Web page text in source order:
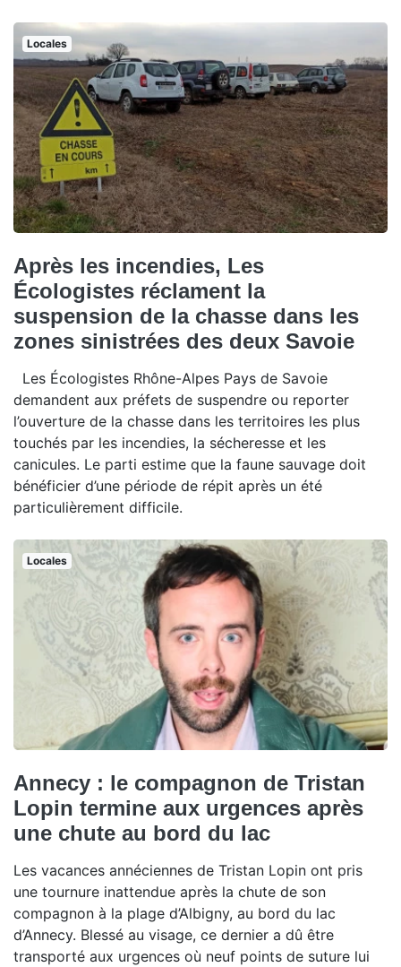
Locales
Après les incendies, Les
Écologistes réclament la
suspension de la chasse dans les
zones sinistrées des deux Savoie
Les Écologistes Rhône-Alpes Pays de Savoie
demandent aux préfets de suspendre ou reporter
l’ouverture de la chasse dans les territoires les plus
touchés par les incendies, la sécheresse et les
canicules. Le parti estime que la faune sauvage doit
bénéficier d’une période de répit après un été
particulièrement difficile.
Locales
Annecy : le compagnon de Tristan
Lopin termine aux urgences après
une chute au bord du lac
Les vacances annéciennes de Tristan Lopin ont pris
une tournure inattendue après la chute de son
compagnon à la plage d’Albigny, au bord du lac
d’Annecy. Blessé au visage, ce dernier a dû être
transporté aux urgences où neuf points de suture lui